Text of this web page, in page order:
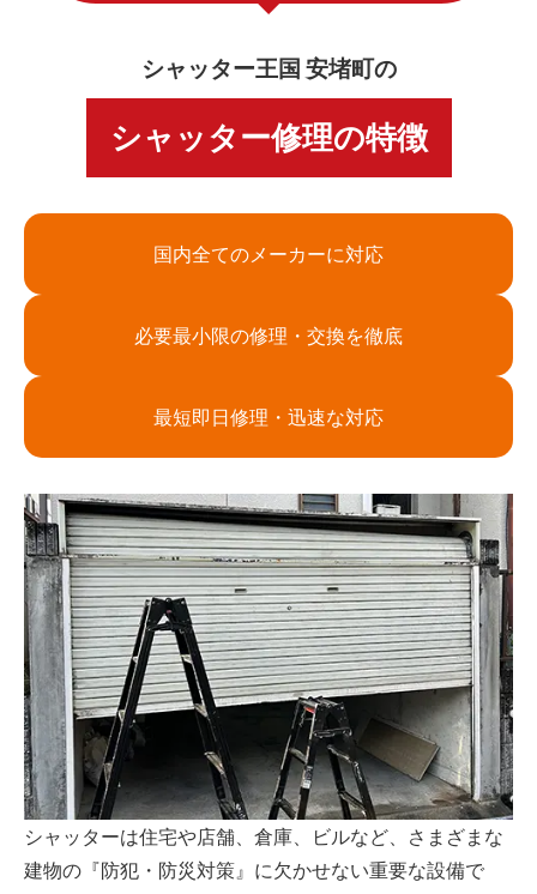
シャッター王国 安堵町の
シャッター修理の特徴
国内全てのメーカーに対応
必要最小限の修理・交換を徹底
最短即日修理・迅速な対応
シャッターは住宅や店舗、倉庫、ビルなど、さまざまな
建物の『防犯・防災対策』に欠かせない重要な設備で